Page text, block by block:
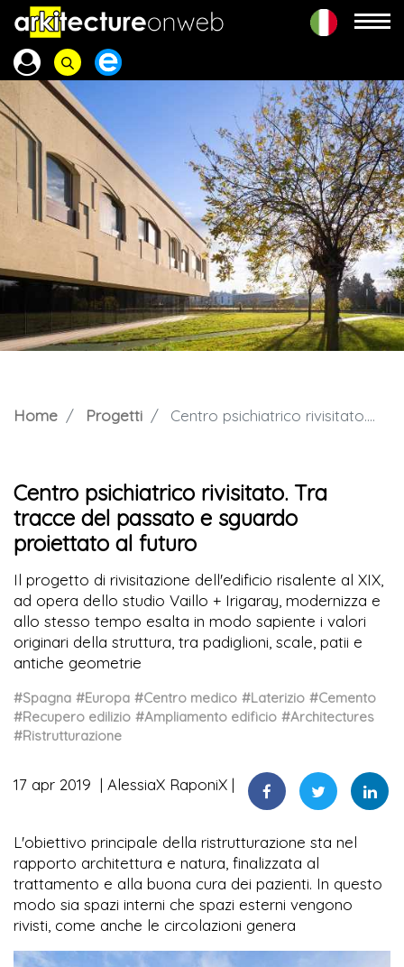
Home Progetti Centro psichiatrico rivisitato. Tra tracce del passato e sguardo proiettato al futuro
Centro psichiatrico rivisitato. Tra
tracce del passato e sguardo
proiettato al futuro
Il progetto di rivisitazione dell'edificio risalente al XIX,
ad opera dello studio Vaillo + Irigaray, modernizza e
allo stesso tempo esalta in modo sapiente i valori
originari della struttura, tra padiglioni, scale, patii e
antiche geometrie
#Spagna #Europa #Centro medico #Laterizio #Cemento
#Recupero edilizio #Ampliamento edificio #Architectures
#Ristrutturazione
17 apr 2019 AlessiaX RaponiX
L'obiettivo principale della ristrutturazione sta nel
rapporto architettura e natura, finalizzata al
trattamento e alla buona cura dei pazienti. In questo
modo sia spazi interni che spazi esterni vengono
rivisti, come anche le circolazioni genera